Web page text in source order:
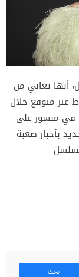
أنها تعاني من
غير متوقع خلال
وأوضحت ليلي في منشور على
العام الجديد بأخبار صعبة